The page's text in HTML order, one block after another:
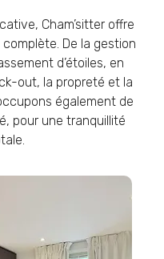
Cham’sitter offre
De la gestion
d’étoiles, en
out, la propreté et la
également de
pour une tranquillité